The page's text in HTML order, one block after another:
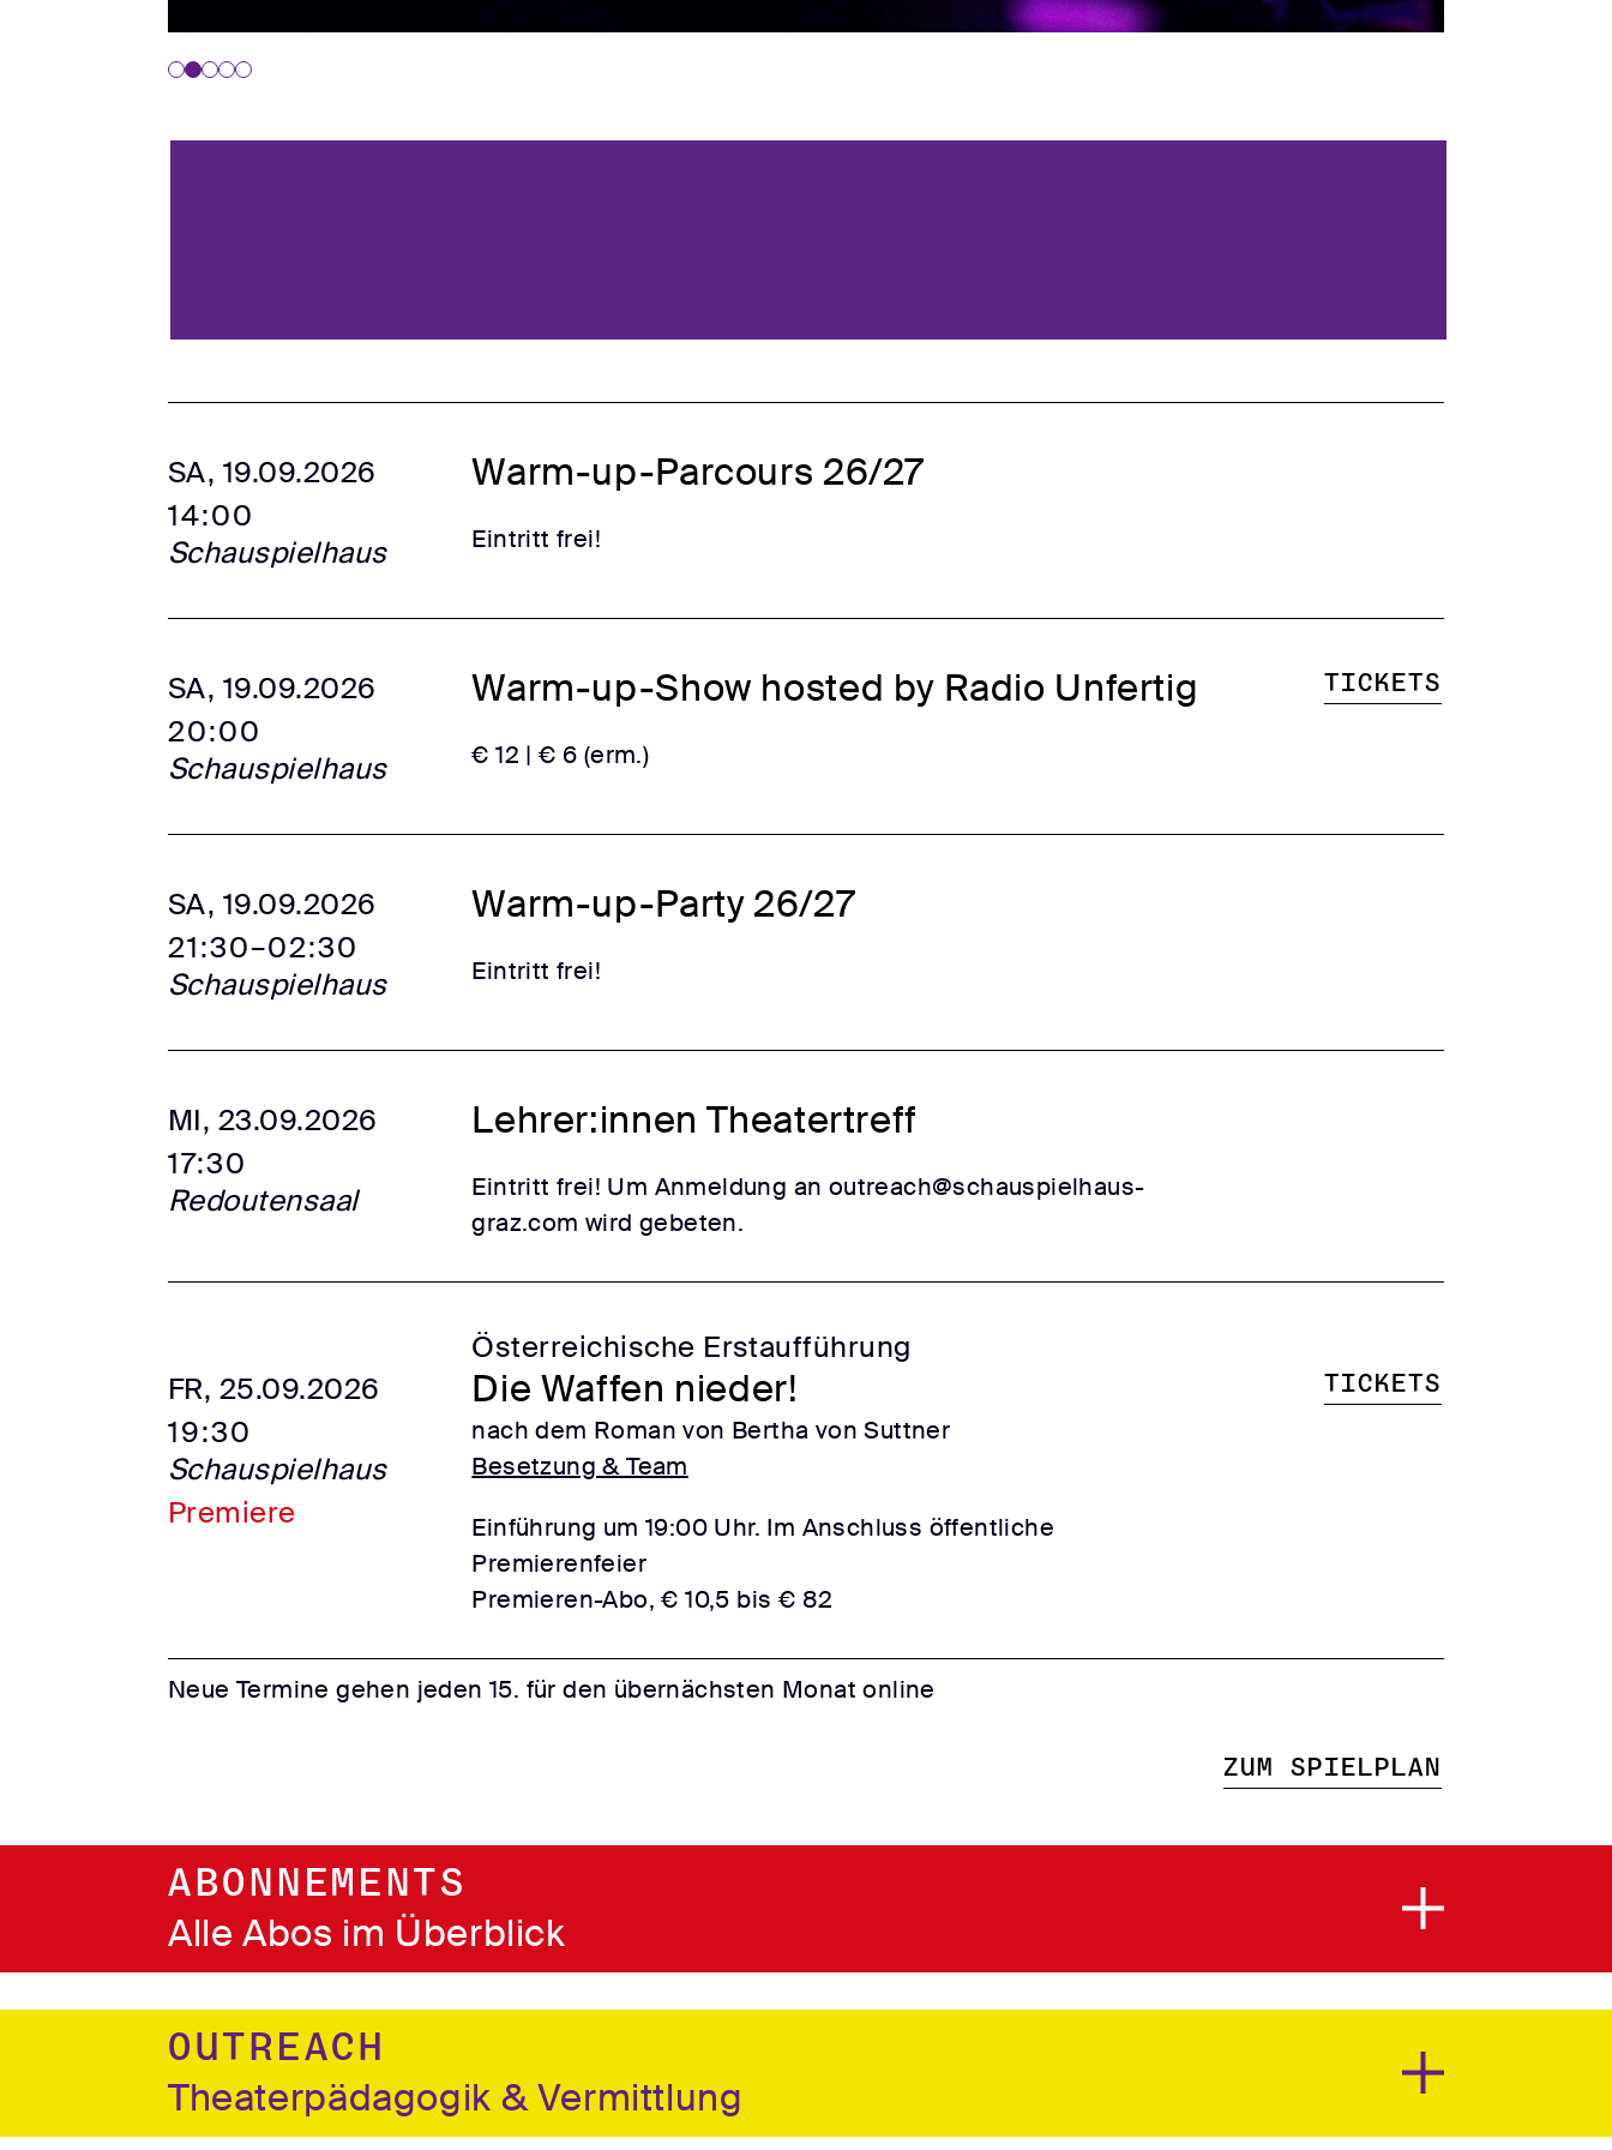
SA, 19.09.2026
14:00
Schauspielhaus
Warm-up-Parcours 26/27
Eintritt frei!
SA, 19.09.2026
20:00
Schauspielhaus
Warm-up-Show hosted by Radio Unfertig
€ 12 | € 6 (erm.)
Tickets
SA, 19.09.2026
21:30–02:30
Schauspielhaus
Warm-up-Party 26/27
Eintritt frei!
MI, 23.09.2026
17:30
Redoutensaal
Lehrer:innen Theatertreff
Eintritt frei! Um Anmeldung an outreach@schauspielhaus-
graz.com wird gebeten.
Österreichische Erstaufführung
FR, 25.09.2026
19:30
Schauspielhaus
Premiere
Die Waffen nieder!
nach dem Roman von Bertha von Suttner
Besetzung & Team
Einführung um 19:00 Uhr. Im Anschluss öffentliche
Premierenfeier
Premieren-Abo, € 10,5 bis € 82
Tickets
Neue Termine gehen jeden 15. für den übernächsten Monat online
Zum Spielplan
Abonnements
Alle Abos im Überblick
Outreach
Theaterpädagogik & Vermittlung